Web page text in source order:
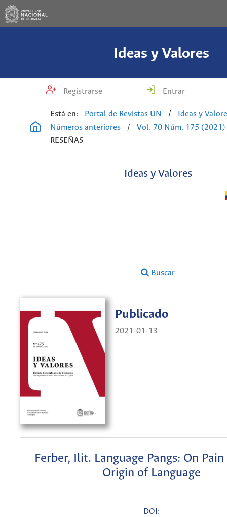
Ideas y Valores
Registrarse Entrar
Está en: Portal de Revistas UN /
Ideas y
Números anteriores
/
Vol. 70 Núm. 175 (2021)
RESEÑAS
Ideas y Valores
Buscar
Publicado
2021-01-13
Ferber, Ilit. Language Pangs: On
Origin of Language
DOI: